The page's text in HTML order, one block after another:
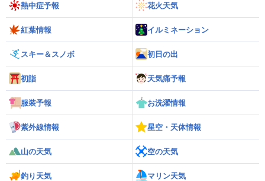
熱中症予報 花火天気
紅葉情報 イルミネーション
スキー＆スノボ 初日の出
初詣 天気痛予報
服装予報 お洗濯情報
紫外線情報 星空・天体情報
山の天気 空の天気
釣り天気 マリン天気